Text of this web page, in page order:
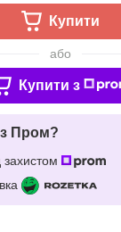
Купити
або
Купити з
Пром?